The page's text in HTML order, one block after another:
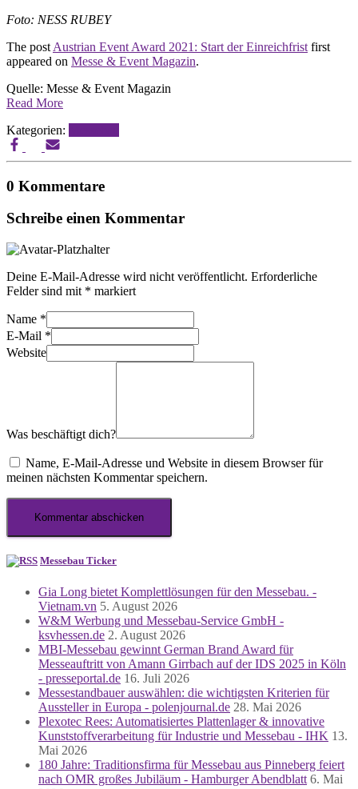
Foto: NESS RUBEY
The post Austrian Event Award 2021: Start der Einreichfrist first
appeared on Messe & Event Magazin.
Quelle: Messe & Event Magazin
Read More
Kategorien:
0 Kommentare
Schreibe einen Kommentar
Deine E-Mail-Adresse wird nicht veröffentlicht. Erforderliche
Felder sind mit * markiert
Name *
E-Mail *
Website
Was beschäftigt dich?
Name, E-Mail-Adresse und Website in diesem Browser für
meinen nächsten Kommentar speichern.
Messebau Ticker
Gia Long bietet Komplettlösungen für den Messebau. -
Vietnam.vn 5. August 2026
W&M Werbung und Messebau-Service GmbH -
ksvhessen.de 2. August 2026
MBI-Messebau gewinnt German Brand Award für
Messeauftritt von Amann Girrbach auf der IDS 2025 in Köln
- presseportal.de 16. Juli 2026
Messestandbauer auswählen: die wichtigsten Kriterien für
Aussteller in Europa - polenjournal.de 28. Mai 2026
Plexotec Rees: Automatisiertes Plattenlager & innovative
Kunststoffverarbeitung für Industrie und Messebau - IHK 13.
Mai 2026
180 Jahre: Traditionsfirma für Messebau aus Pinneberg feiert
nach OMR großes Jubiläum - Hamburger Abendblatt 6. Mai